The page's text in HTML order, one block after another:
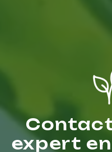
expert